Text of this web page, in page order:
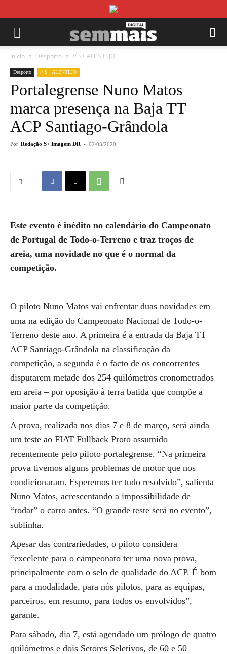
Início Desporto // S+ ALENTEJO
Desporto // S+ ALENTEJO
Portalegrense Nuno Matos
marca presença na Baja TT
ACP Santiago-Grândola
Por Redação S+ Imagem DR - 02/03/2020
Este evento é inédito no calendário do Campeonato
de Portugal de Todo-o-Terreno e traz troços de
areia, uma novidade no que é o normal da
competição.
O piloto Nuno Matos vai enfrentar duas novidades em
uma na edição do Campeonato Nacional de Todo-o-
Terreno deste ano. A primeira é a entrada da Baja TT
ACP Santiago-Grândola na classificação da
competição, a segunda é o facto de os concorrentes
disputarem metade dos 254 quilómetros cronometrados
em areia – por oposição à terra batida que compõe a
maior parte da competição.
A prova, realizada nos dias 7 e 8 de março, será ainda
um teste ao FIAT Fullback Proto assumido
recentemente pelo piloto portalegrense. “Na primeira
prova tivemos alguns problemas de motor que nos
condicionaram. Esperemos ter tudo resolvido”, salienta
Nuno Matos, acrescentando a impossibilidade de
“rodar” o carro antes. “O grande teste será no evento”,
sublinha.
Apesar das contrariedades, o piloto considera
“excelente para o campeonato ter uma nova prova,
principalmente com o selo de qualidade do ACP. É bom
para a modalidade, para nós pilotos, para as equipas,
parceiros, em resumo, para todos os envolvidos”,
garante.
Para sábado, dia 7, está agendado um prólogo de quatro
quilómetros e dois Setores Seletivos, de 60 e 50